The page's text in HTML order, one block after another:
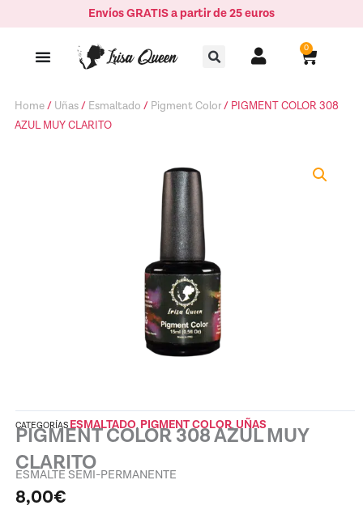
al
Envíos GRATIS a partir de 25 euros
Buscar 0
Carrito
Home/ Uñas/ Esmaltado / Pigment Color/ PIGMENT COLOR 308
AZUL MUY CLARITO
CATEGORÍASESMALTADO, PIGMENT COLOR,UÑAS
PIGMENT COLOR 308 AZUL MUY
CLARITO
ESMALTE SEMI-PERMANENTE
8,00€
CLARITO